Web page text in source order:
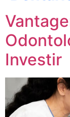
Investir